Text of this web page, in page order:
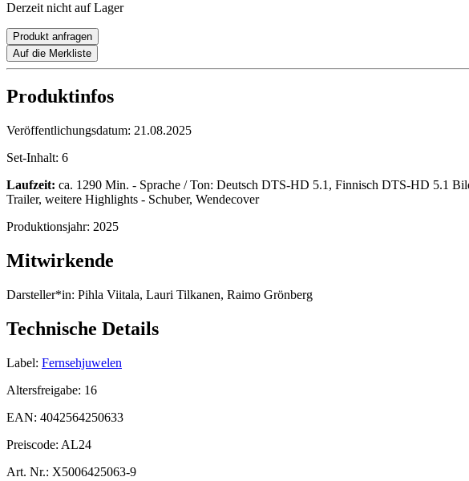
Derzeit nicht auf Lager
Produkt anfragen
Auf die Merkliste
Produktinfos
Veröffentlichungsdatum: 21.08.2025
Set-Inhalt: 6
Laufzeit: ca. 1290 Min. - Sprache / Ton: Deutsch DTS-HD 5.1, Finnisch DTS-HD 5.1
Trailer, weitere Highlights - Schuber, Wendecover
Produktionsjahr: 2025
Mitwirkende
Darsteller*in: Pihla Viitala, Lauri Tilkanen, Raimo Grönberg
Technische Details
Label: Fernsehjuwelen
Altersfreigabe: 16
EAN: 4042564250633
Preiscode: AL24
Art. Nr.: X5006425063-9